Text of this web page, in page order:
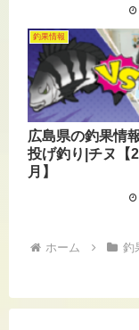
釣果情報
広島県の釣果情
投げ釣り|チヌ【
月】
ホーム 釣